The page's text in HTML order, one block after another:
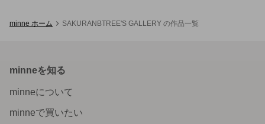
minne ホーム SAKURANBTREE'S GALLERY の作品一覧
minneを知る
minneについて
minneで買いたい